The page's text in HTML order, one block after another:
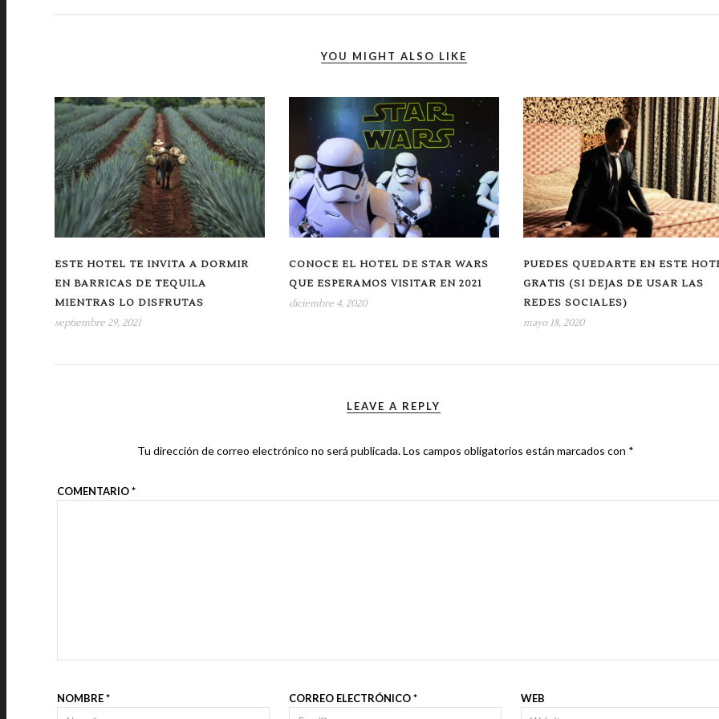
YOU MIGHT ALSO LIKE
ESTE HOTEL TE INVITA A DORMIR
EN BARRICAS DE TEQUILA
MIENTRAS LO DISFRUTAS
septiembre 29, 2021
CONOCE EL HOTEL DE STAR WARS
QUE ESPERAMOS VISITAR EN 2021
diciembre 4, 2020
PUEDES QUEDARTE EN ESTE
GRATIS (SI DEJAS DE USAR LAS
REDES SOCIALES)
mayo 18, 2020
LEAVE A REPLY
Tu dirección de correo electrónico no será publicada.Los campos obligatorios están marcados con *
COMENTARIO*
NOMBRE* CORREO ELECTRÓNICO* WEB